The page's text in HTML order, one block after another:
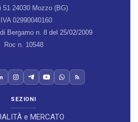
51 24030 Mozzo (BG)
02990040160
Bergamo n. 8 del 25/02/2009
Roc n. 10548
SEZIONI
e MERCATO